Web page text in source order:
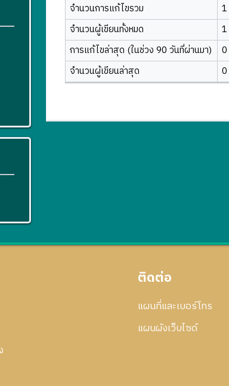
จำนวนการแก้ไขรวม
1
จำนวนผู้เขียนทั้งหมด
1
การแก้ไขล่าสุด (ในช่วง 90 วันที่ผ่านมา)
0
จำนวนผู้เขียนล่าสุด
0
ติดต่อ
แผนที่และเบอร์โทร
แผนผังเว็บไซด์